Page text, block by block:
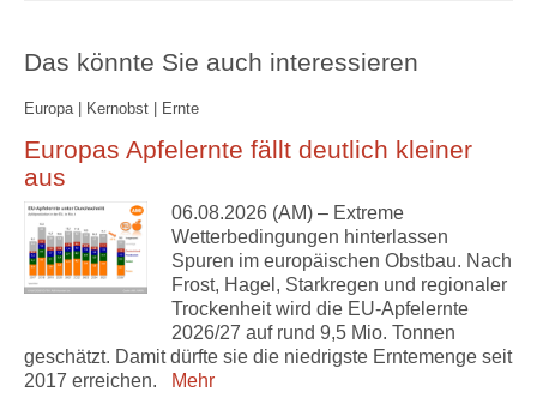
Das könnte Sie auch interessieren
Europa | Kernobst | Ernte
Europas Apfelernte fällt deutlich kleiner
aus
06.08.2026 (AM) – Extreme
Wetterbedingungen hinterlassen
Spuren im europäischen Obstbau. Nach
Frost, Hagel, Starkregen und regionaler
Trockenheit wird die EU-Apfelernte
2026/27 auf rund 9,5 Mio. Tonnen
geschätzt. Damit dürfte sie die niedrigste Erntemenge seit
2017 erreichen.
Mehr